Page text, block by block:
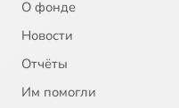
О фонде
Новости
Отчёты
Им помогли